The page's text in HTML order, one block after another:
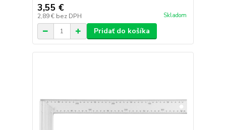
3,55 €
2,89 € bez DPH Skladom
Pridať do košíka